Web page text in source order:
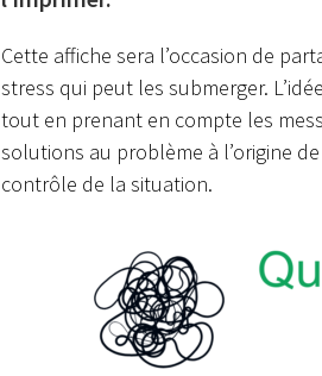
Cette affiche sera l’occasion de
stress qui peut les submerger.
tout en prenant en compte les
solutions au problème à l’origine
contrôle de la situation.